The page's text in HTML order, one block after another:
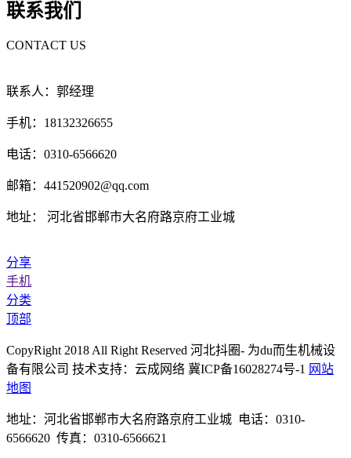
联系我们
CONTACT US
联系人：郭经理
手机：18132326655
电话：0310-6566620
邮箱：441520902@qq.com
地址： 河北省邯郸市大名府路京府工业城
分享
手机
分类
顶部
CopyRight 2018 All Right Reserved 河北抖圈- 为du而生机械设
备有限公司 技术支持：云成网络 冀ICP备16028274号-1 网站
地图
地址：河北省邯郸市大名府路京府工业城 电话：0310-
6566620 传真：0310-6566621